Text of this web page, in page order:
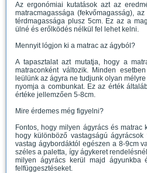
Az ergonómiai kutatások azt az
matracmagassága (fekvőmagasság),
térdmagassága plusz 5cm. Ez az a
ülné és erőlködés nélkül fel lehet kelni.
Mennyit lógjon ki a matrac az ágyból?
A tapasztalat azt mutatja, hogy a
matraconként változik. Minden
leülünk az ágyra ne tudjunk olyan
nyomja a combunkat. Ez az érték
értéke jellemzően 5-8cm.
Mire érdemes még figyelni?
Fontos, hogy milyen ágyrács és matrac
hogy különböző vastagságú
vastag ágybordáktól egészen a 8-9cm
széles a paletta, így ágykeret
milyen ágyrács kerül majd ágyunkba
felfüggesztéseket.